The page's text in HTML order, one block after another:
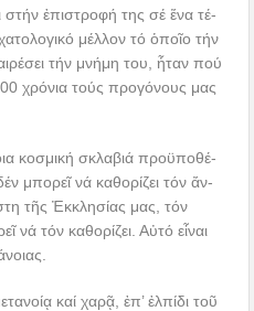
στήν ἐπι­στρο­φή της σέ ἕ­να τέ­
μέλ­λον τό ὁποῖο τήν
τήν μνή­μη του, ἦταν πού
χρό­νια τούς προγόνους μας
κο­σμι­κή σκλα­βιά προ­ϋ­πο­θέ­
μπο­ρεῖ νά κα­θο­ρί­ζει τόν ἄν­
τῆς Ἐκκλησίας μας, τόν
τόν καθορίζει. Αὐ­τό εἶ­ναι
καί χαρᾷ, ἐπ’ ἐλπίδι τοῦ